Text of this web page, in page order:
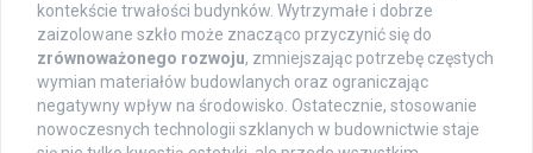
kontekście trwałości budynków. Wytrzymałe i dobrze
zaizolowane szkło może znacząco przyczynić się do
zrównoważonego rozwoju, zmniejszając potrzebę częstych
wymian materiałów budowlanych oraz ograniczając
negatywny wpływ na środowisko. Ostatecznie, stosowanie
nowoczesnych technologii szklanych w budownictwie staje